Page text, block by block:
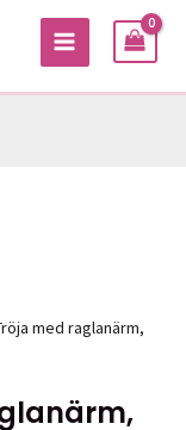
MAIN
med raglanärm,